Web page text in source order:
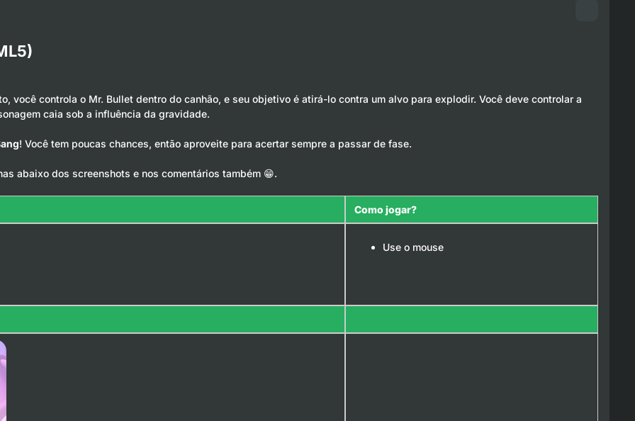
você controla o Mr. Bullet dentro do canhão, e seu objetivo é atirá-lo contra um alvo para explodir. Você deve controlar a
caia sob a influência da gravidade.
! Você tem poucas chances, então aproveite para acertar sempre a passar de fase.
abaixo dos screenshots e nos comentários também 😁.
Como jogar?
Use o mouse